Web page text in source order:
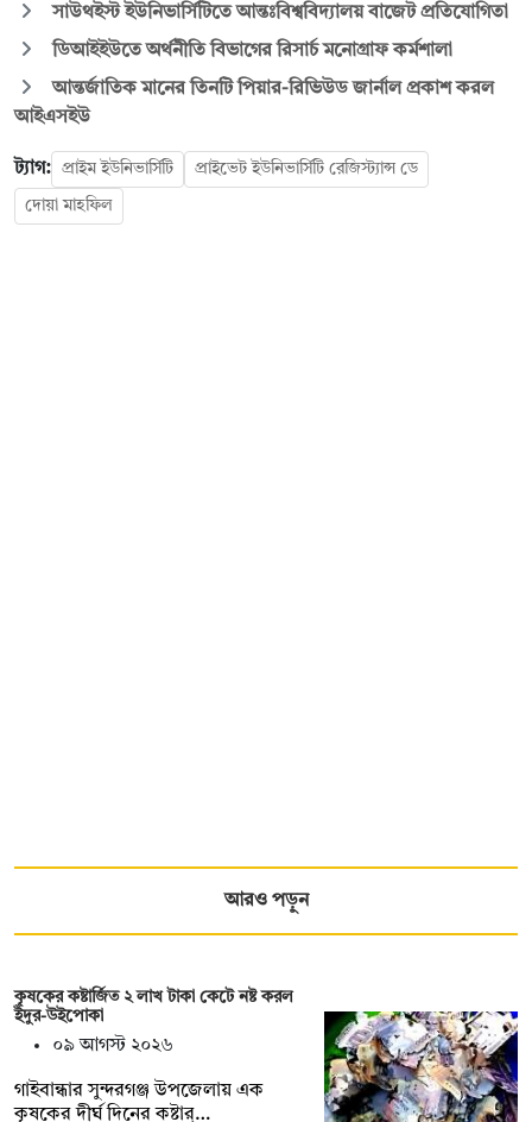
সাউথইস্ট ইউনিভার্সিটিতে আন্তঃবিশ্ববিদ্যালয় বাজেট প্রতিযোগিতা
ডিআইইউতে অর্থনীতি বিভাগের রিসার্চ মনোগ্রাফ কর্মশালা
আন্তর্জাতিক মানের তিনটি পিয়ার-রিভিউড জার্নাল প্রকাশ করল
আইএসইউ
ট্যাগ: প্রাইম ইউনিভার্সিটি প্রাইভেট ইউনিভার্সিটি রেজিস্ট্যান্স ডে
দোয়া মাহফিল
আরও পড়ুন
কৃষকের কষ্টার্জিত ২ লাখ টাকা কেটে নষ্ট করল
ইঁদুর-উইপোকা
০৯ আগস্ট ২০২৬
গাইবান্ধার সুন্দরগঞ্জ উপজেলায় এক
কৃষকের দীর্ঘ দিনের কষ্টার্…